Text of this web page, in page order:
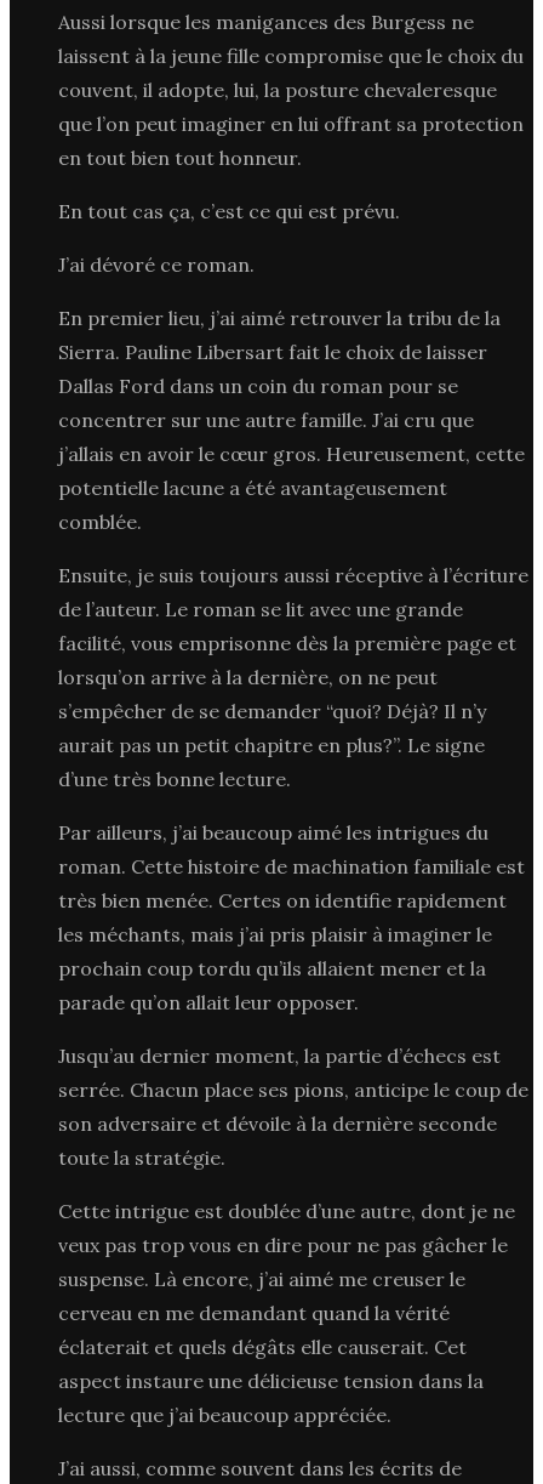
Aussi lorsque les manigances des Burgess ne
laissent à la jeune fille compromise que le choix du
couvent, il adopte, lui, la posture chevaleresque
que l’on peut imaginer en lui offrant sa protection
en tout bien tout honneur.
En tout cas ça, c’est ce qui est prévu.
J’ai dévoré ce roman.
En premier lieu, j’ai aimé retrouver la tribu de la
Sierra. Pauline Libersart fait le choix de laisser
Dallas Ford dans un coin du roman pour se
concentrer sur une autre famille. J’ai cru que
j’allais en avoir le cœur gros. Heureusement, cette
potentielle lacune a été avantageusement
comblée.
Ensuite, je suis toujours aussi réceptive à l’écriture
de l’auteur. Le roman se lit avec une grande
facilité, vous emprisonne dès la première page et
lorsqu’on arrive à la dernière, on ne peut
s’empêcher de se demander “quoi? Déjà? Il n’y
aurait pas un petit chapitre en plus?”. Le signe
d’une très bonne lecture.
Par ailleurs, j’ai beaucoup aimé les intrigues du
roman. Cette histoire de machination familiale est
très bien menée. Certes on identifie rapidement
les méchants, mais j’ai pris plaisir à imaginer le
prochain coup tordu qu’ils allaient mener et la
parade qu’on allait leur opposer.
Jusqu’au dernier moment, la partie d’échecs est
serrée. Chacun place ses pions, anticipe le coup de
son adversaire et dévoile à la dernière seconde
toute la stratégie.
Cette intrigue est doublée d’une autre, dont je ne
veux pas trop vous en dire pour ne pas gâcher le
suspense. Là encore, j’ai aimé me creuser le
cerveau en me demandant quand la vérité
éclaterait et quels dégâts elle causerait. Cet
aspect instaure une délicieuse tension dans la
lecture que j’ai beaucoup appréciée.
J’ai aussi, comme souvent dans les écrits de